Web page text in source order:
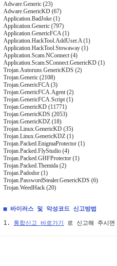
Adware.Generic (23)
Adware.GenericKD (67)
Application.BadJoke (1)
Application.Generic (797)
Application.GenericFCA (1)
Application.HackTool.AddUser.A (1)
Application.HackTool.Stowaway (1)
Application.Scam.NConnect (4)
Application.Scam.SConnect.GenericKD (1)
Trojan.Autoruns.GenericKDS (2)
Trojan.Generic (2108)
Trojan.GenericFCA (3)
Trojan.GenericFCA.Agent (2)
Trojan.GenericFCA.Script (1)
Trojan.GenericKD (11771)
Trojan.GenericKDS (2053)
Trojan.GenericKDZ (18)
Trojan.Linux.GenericKD (35)
Trojan.Linux.GenericKDZ (1)
Trojan.Packed.EnigmaProtector (1)
Trojan.Packed.FlyStudio (4)
Trojan.Packed.GHFProtector (1)
Trojan.Packed.Themida (2)
Trojan.Padodor (1)
Trojan.PasswordStealer.GenericKDS (6)
Trojan.WeedHack (20)
■ 바이러스 및 악성코드 신고방법
1. 통합신고 바로가기 로 신고해 주시